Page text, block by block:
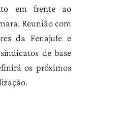
em frente ao
Reunião com
da Fenajufe e
de base
os próximos